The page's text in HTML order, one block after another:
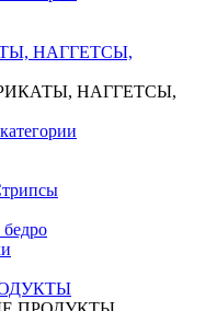
НАГГЕТСЫ,
НАГГЕТСЫ,